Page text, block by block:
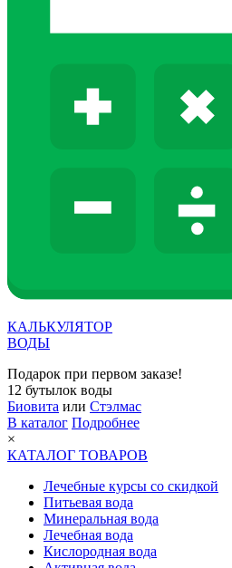
КАЛЬКУЛЯТОР
ВОДЫ
Подарок при первом заказе!
12 бутылок воды
Биовита или Стэлмас
В каталог Подробнее
×
КАТАЛОГ ТОВАРОВ
Лечебные курсы со скидкой
Питьевая вода
Минеральная вода
Лечебная вода
Кислородная вода